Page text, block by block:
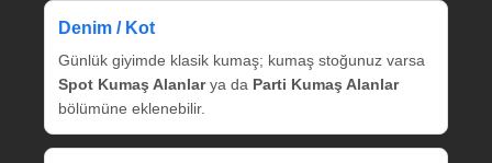
Denim / Kot
Günlük giyimde klasik kumaş; kumaş stoğunuz varsa
Spot Kumaş Alanlarya da Parti Kumaş Alanlar
bölümüne eklenebilir.